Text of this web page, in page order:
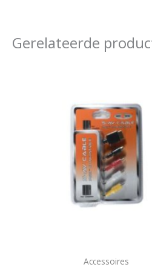
Gerelateerde
Accessoires